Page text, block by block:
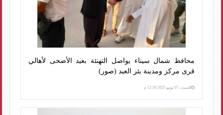
محافظ شمال سيناء يواصل التهنئة بعيد الأضحى لأهالي
قرى مركز ومدينة بئر العبد (صور)
السبت، 07 يونيو 2025 11:18 م